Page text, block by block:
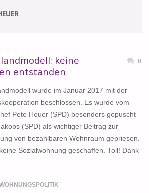
keine
entstanden
0
wurde im Januar 2017 mit der
beschlossen. Es wurde vom
Pete Heuer (SPD) besonders gepuscht
(SPD) als wichtiger Beitrag zur
von bezahlbaren Wohnraum gepriesen.
Sozialwohnung geschaffen. Toll! Dank